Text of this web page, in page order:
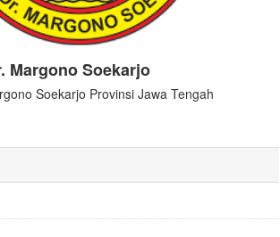
Margono Soekarjo
Soekarjo Provinsi Jawa Tengah